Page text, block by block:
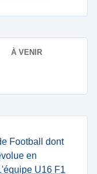
À VENIR
Football dont
en
U16 F1